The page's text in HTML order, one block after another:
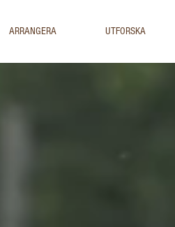
ARRANGERA UTFORSKA